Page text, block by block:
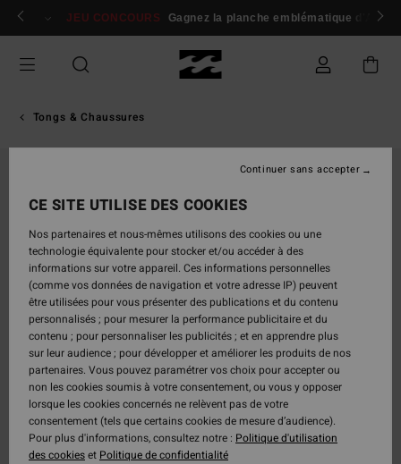
Passer
Se connecter / s'inscrire
JEU CONCOURS Gagnez la planche emblématique d'Andy
Tongs & Chaussures
CE SITE UTILISE DES COOKIES
Nos partenaires et nous-mêmes utilisons des cookies ou une
technologie équivalente pour stocker et/ou accéder à des
informations sur votre appareil. Ces informations personnelles
(comme vos données de navigation et votre adresse IP) peuvent
être utilisées pour vous présenter des publications et du contenu
personnalisés ; pour mesurer la performance publicitaire et du
contenu ; pour personnaliser les publicités ; et en apprendre plus
sur leur audience ; pour développer et améliorer les produits de nos
partenaires. Vous pouvez paramétrer vos choix pour accepter ou
non les cookies soumis à votre consentement, ou vous y opposer
lorsque les cookies concernés ne relèvent pas de votre
consentement (tels que certains cookies de mesure d’audience).
Pour plus d'informations, consultez notre : Politique d'utilisation
des cookieset Politique de confidentialité
Continuer sans accepter